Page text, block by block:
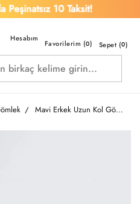
10 Taksit!
Favorilerim (0) Sepet (0)
Mavi Erkek Uzun Kol Gömlek M0212006-91561